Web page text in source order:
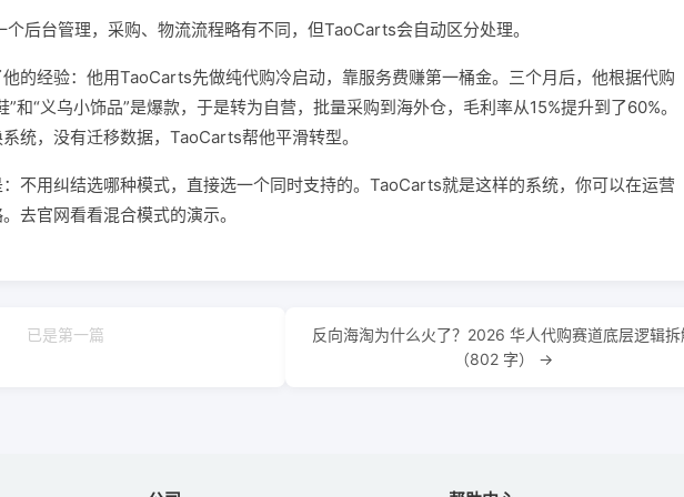
个后台管理，采购、物流流程略有不同，但TaoCarts会自动区分处理。
的经验：他用TaoCarts先做纯代购冷启动，靠服务费赚第一桶金。三个月后，他根据代购
”和“义乌小饰品”是爆款，于是转为自营，批量采购到海外仓，毛利率从15%提升到了60%。
统，没有迁移数据，TaoCarts帮他平滑转型。
不用纠结选哪种模式，直接选一个同时支持的。TaoCarts就是这样的系统，你可以在运营
去官网看看混合模式的演示。
已是第一篇
反向海淘为什么火了？2026 华人代购赛道底层逻辑拆
（802 字） →